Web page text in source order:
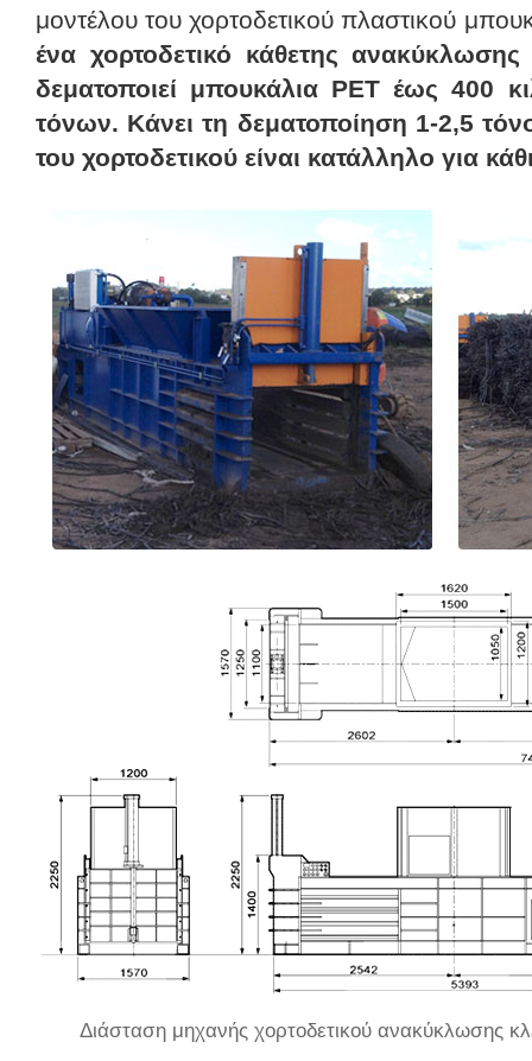
μοντέλου του χορτοδετικού πλαστικού
ένα χορτοδετικό κάθετης
δεματοποιεί μπουκάλια PET έως 400
τόνων. Κάνει τη δεματοποίηση 1-2,5
του χορτοδετικού είναι κατάλληλο για
Διάσταση μηχανής χορτοδετικού ανακύκλωσης